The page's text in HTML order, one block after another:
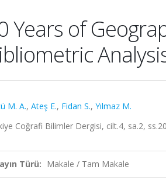
Years of
M. A., Ateş E., Fidan S., Yılmaz M.
Coğrafi Bilimler Dergisi, cilt.4, sa.2,
Türü: Makale / Tam Makale